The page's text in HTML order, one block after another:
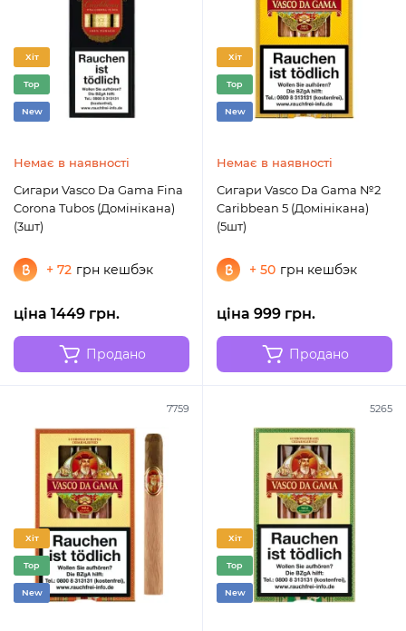
Хіт
Top
New
Немає в наявності
Сигари Vasco Da Gama Fina
Corona Tubos (Домінікана)
(3шт)
+ 72 грн кешбэк
ціна 1449 грн.
Продано
Хіт
Top
New
Немає в наявності
Сигари Vasco Da Gama №2
Caribbean 5 (Домінікана)
(5шт)
+ 50 грн кешбэк
ціна 999 грн.
Продано
7759
Хіт
Top
New
5265
Хіт
Top
New